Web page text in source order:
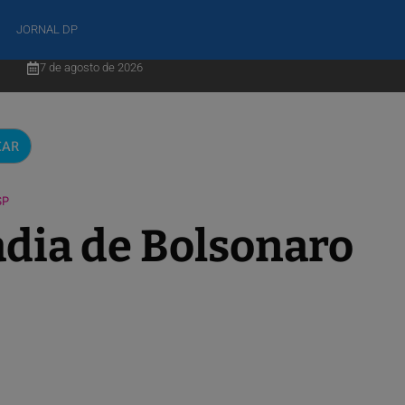
JORNAL DP
7 de agosto de 2026
de Bolsonaro